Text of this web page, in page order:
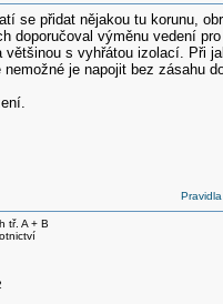
se přidat nějakou tu korunu,
doporučoval výměnu vedení
většinou s vyhřátou izolací. Při
je napojit bez zásahu
tř. A + B